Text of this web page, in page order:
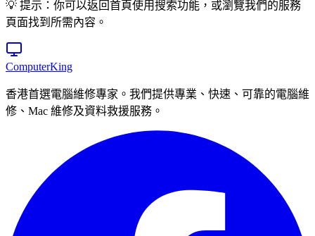
💡 提示：你可以返回首頁使用搜索功能，或瀏覽我們的服務
頁面找到所需內容。
ComputerKing
香港首選電腦維修專家。我們提供專業、快速、可靠的電腦維
修、Mac 維修及資料救援服務。